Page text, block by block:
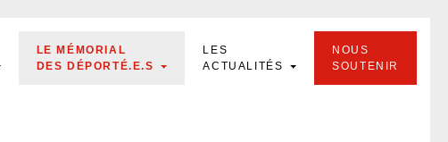
LE MÉMORIAL
DES DÉPORTÉ.E.S
LES
ACTUALITÉS
NOUS
SOUTENIR